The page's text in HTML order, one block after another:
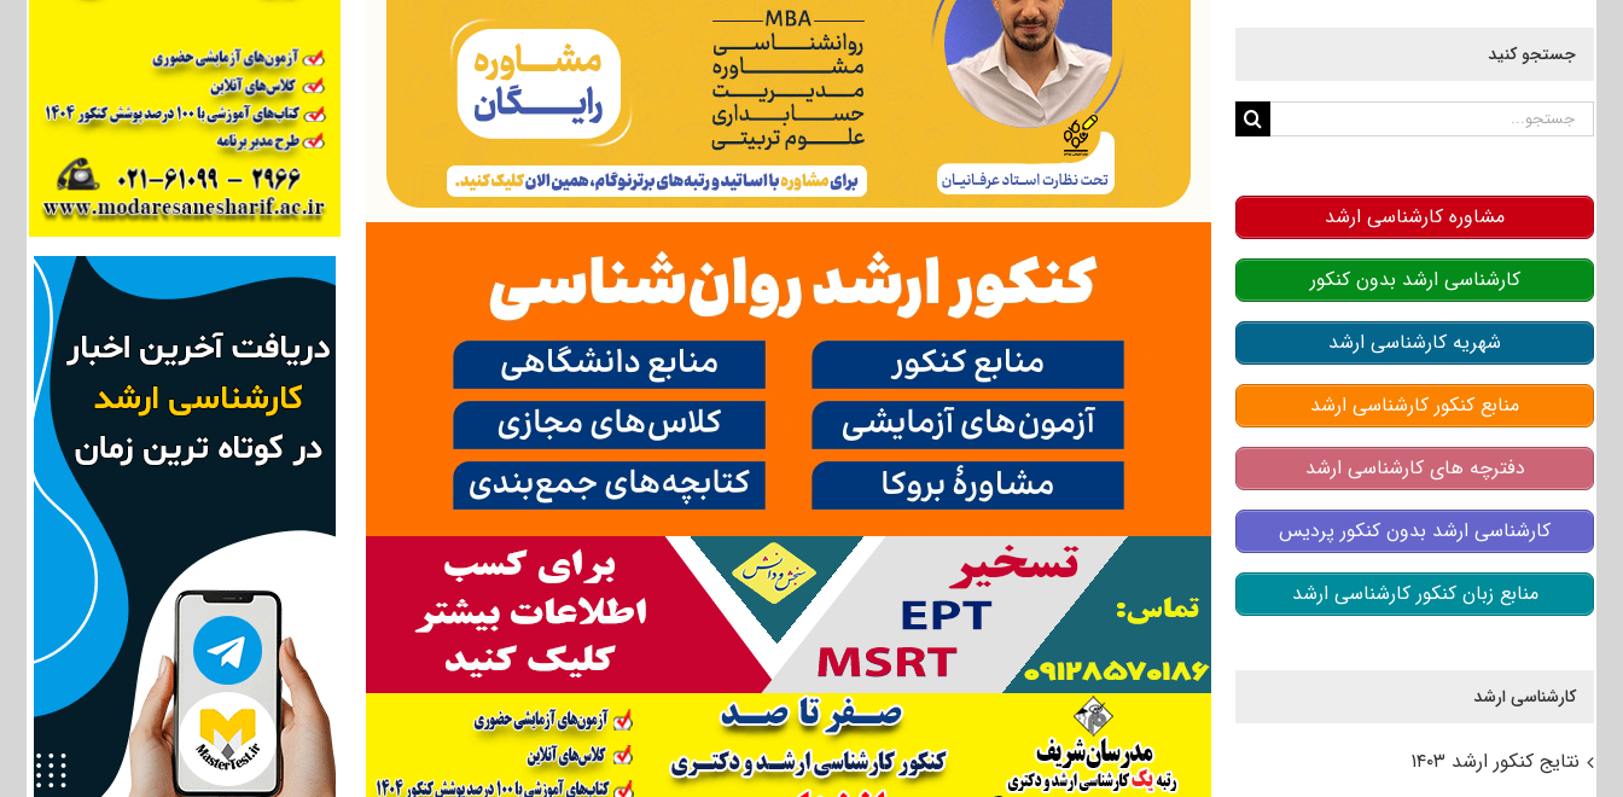
جستجو کنید
جستجو
مشاوره کارشناسی ارشد
کارشناسی ارشد بدون کنکور
شهریه کارشناسی ارشد
منابع کنکور کارشناسی ارشد
دفترچه های کارشناسی ارشد
کارشناسی ارشد بدون کنکور پردیس
منابع زبان کنکور کارشناسی ارشد
کارشناسی ارشد
نتایج کنکور ارشد ۱۴۰۳